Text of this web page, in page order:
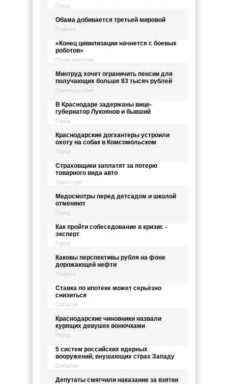
Город
Обама добивается третьей мировой
Главное
«Конец цивилизации начнется с боевых
роботов»
Происшествия
Минтруд хочет ограничить пенсии для
получающих больше 83 тысяч рублей
Происшествия
В Краснодаре задержаны вице-
губернатор Лукоянов и бывший
Город
Краснодарские догхантеры устроили
охоту на собак в Комсомольском
Город
Страховщики заплатят за потерю
товарного вида авто
Транспорт
Медосмотры перед детсадом и школой
отменяют
Город
Как пройти собеседование в кризис -
эксперт
Город
Каковы перспективы рубля на фоне
дорожающей нефти
Главное
Ставка по ипотеке может серьёзно
снизиться
События
Краснодарские чиновники назвали
курящих девушек вонючками
Город
5 систем российских ядерных
вооружений, внушающих страх Западу
События
Депутаты смягчили наказание за взятки